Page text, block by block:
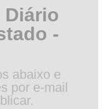
-
abaixo e
por e-mail